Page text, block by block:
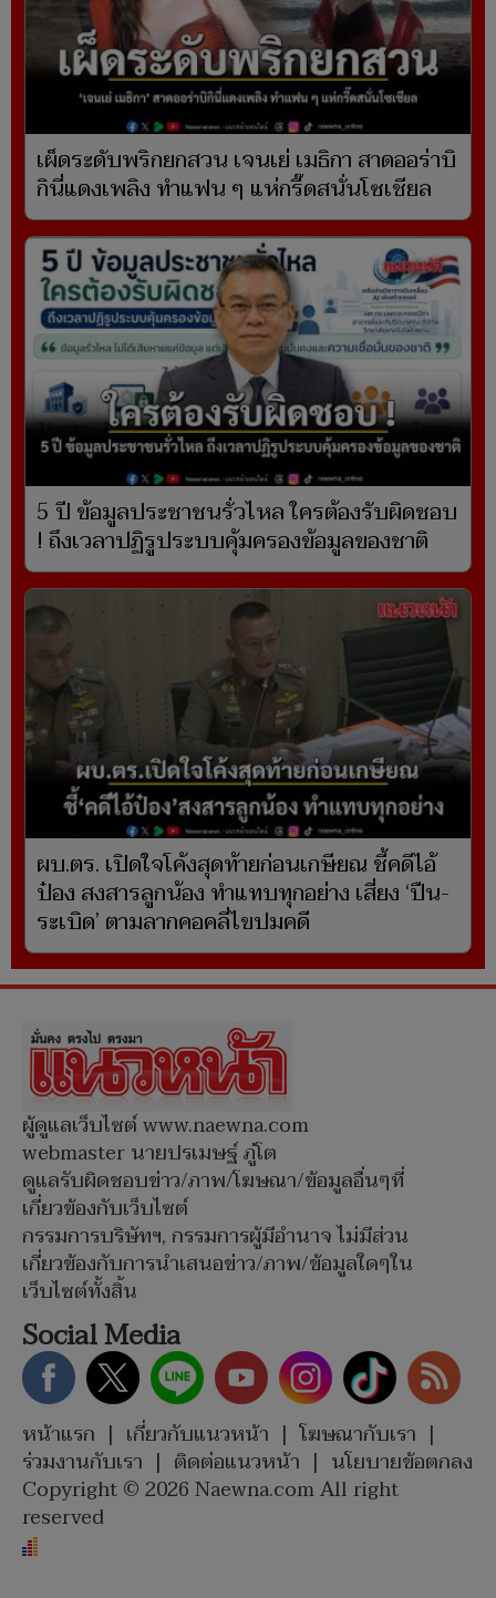
เผ็ดระดับพริกยกสวน เจนเย่ เมธิกา สาดออร่าบิ
กินี่แดงเพลิง ทำแฟน ๆ แห่กรี๊ดสนั่นโซเชียล
5 ปี ข้อมูลประชาชนรั่วไหล ใครต้องรับผิดชอบ
! ถึงเวลาปฏิรูประบบคุ้มครองข้อมูลของชาติ
ผบ.ตร. เปิดใจโค้งสุดท้ายก่อนเกษียณ ชี้คดีไอ้
ป๋อง สงสารลูกน้อง ทำแทบทุกอย่าง เสี่ยง ‘ปืน-
ระเบิด’ ตามลากคอคลี่ไขปมคดี
ผู้ดูแลเว็บไซต์ www.naewna.com
webmaster นายปรเมษฐ์ ภู่โต
ดูแลรับผิดชอบข่าว/ภาพ/โฆษณา/ข้อมูลอื่นๆที่
เกี่ยวข้องกับเว็บไซต์
กรรมการบริษัทฯ, กรรมการผู้มีอำนาจ ไม่มีส่วน
เกี่ยวข้องกับการนำเสนอข่าว/ภาพ/ข้อมูลใดๆใน
เว็บไซต์ทั้งสิ้น
Social Media
หน้าแรก | เกี่ยวกับแนวหน้า | โฆษณากับเรา |
ร่วมงานกับเรา | ติดต่อแนวหน้า | นโยบายข้อตกลง
Copyright © 2026 Naewna.com All right
reserved